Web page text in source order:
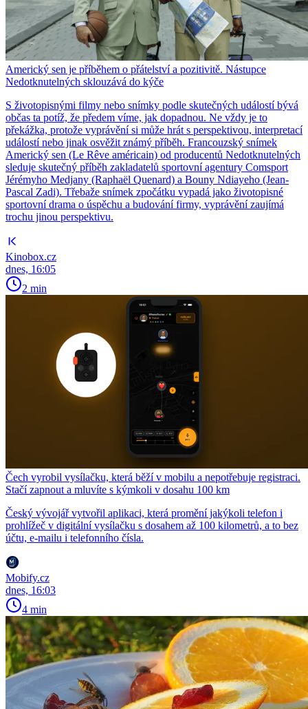
Americký sen je příběhem o přátelství a pozitivitě. Nástupce
Nedotknutelných sklouzává do kýče
S životopisnými filmy nebo snímky podle skutečných událostí bývá
občas ta potíž, že předem víme, jak dopadnou. Ne vždy je to
překážka, protože vyprávění si může hrát s perspektivou, interpretací
událostí nebo jinak osvěžit známý příběh. Francouzský snímek
Americký sen (Le Rêve américain) od producentů Nedotknutelných
sleduje skutečný příběh zakladatelů sportovní agentury Comsport
Jérémyho Medjany (Raphaël Quenard) a Bouny Ndiayeho (Jean-
Pascal Zadi). Třebaže snímek zpočátku vypadá jako životopisné
sportovní drama o úspěchu a budování firmy, vyprávění zaujímá
trochu jinou perspektivu.
Kinobox.cz
dnes, 16:05
2 min
Čech vyrobil vysílačku, která běží v mobilu a nepotřebuje registraci.
Stačí zapnout a mluvíte s kýmkoli v dosahu 100 km
Český vývojář vytvořil aplikaci, která promění jakýkoli telefon i
prohlížeč v digitální vysílačku s dosahem až 100 kilometrů, a to bez
účtu, e-mailu i telefonního čísla.
Mobify.cz
dnes, 16:03
4 min